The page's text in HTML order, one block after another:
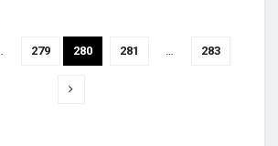
279 280 281 283